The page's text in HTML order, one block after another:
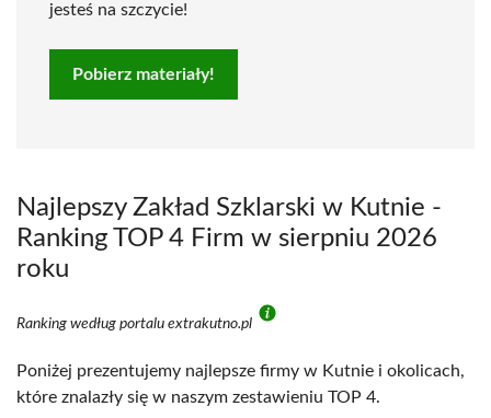
jesteś na szczycie!
Pobierz materiały!
Najlepszy Zakład Szklarski w Kutnie -
Ranking TOP 4 Firm w sierpniu 2026
roku
Ranking według portalu extrakutno.pl
Poniżej prezentujemy najlepsze firmy w Kutnie i okolicach,
które znalazły się w naszym zestawieniu TOP 4.